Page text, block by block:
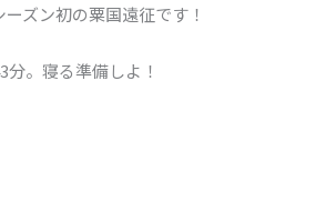
ズン初の粟国遠征です！
分。寝る準備しよ！